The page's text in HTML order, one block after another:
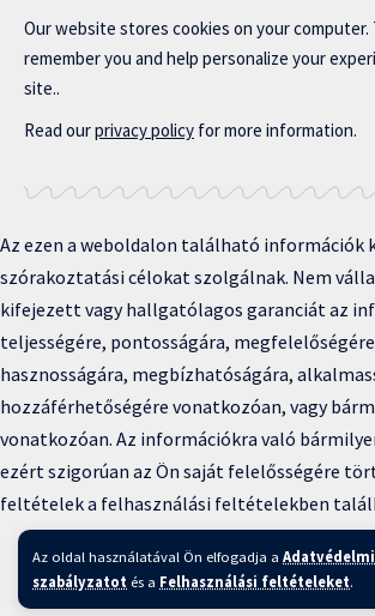
Az oldal használatával Ön elfogadja a Adatvédelmi
szabályzatot és a Felhasználási feltételeket.
Our website stores cookies on your computer.
remember you and help personalize your
site..
Read ourprivacy policy for more information.
Az ezen a weboldalon található információk
szórakoztatási célokat szolgálnak. Nem
kifejezett vagy hallgatólagos garanciát az
teljességére, pontosságára,
hasznosságára, megbízhatóságára,
hozzáférhetőségére vonatkozóan, vagy
vonatkozóan. Az információkra való
ezért szigorúan az Ön saját felelősségére
feltételek a felhasználási feltételekben
Copyright © 2025 BFKH.hu
Felhasználási feltételek –Adatvédelmi